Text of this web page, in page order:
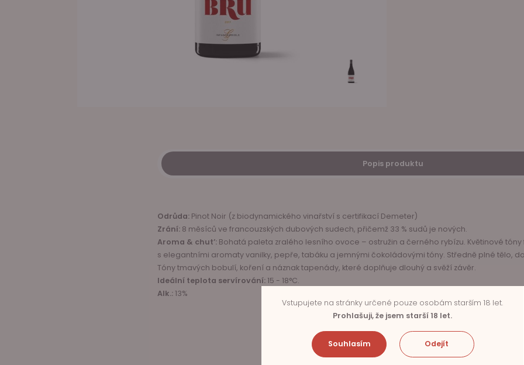
Popis produktu
Odrůda:Pinot Noir (z biodynamického vinařství s certifikací Demeter)
Zrání:8 měsíců ve francouzských dubových sudech, přičemž 33 % sudů je nových.
Aroma & chut’:Bohatá paleta zralého lesního ovoce – ostružin a černého rybízu. Květinové
s elegantními aromaty vanilky, pepře, tabáku a jemnými čokoládovými tóny. Středně plné tělo,
Tóny tmavých bobulí, koření a náznak tapenády, které doplňuje dlouhý a svěží závěr.
Ideální teplota servírování:15 - 18°C.
Alk.:13%
Vstupujete na stránky určené pouze osobám starším 18 let.
Prohlašuji, že jsem starší 18 let.
Souhlasím Odejít